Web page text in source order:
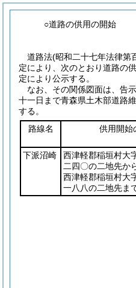
○道路の供用の開始
道路法(昭和二十七年法律第
定により、次のとおり道路の
定により公示する。
なお、その関係図面は、告
十一日まで青森県土木部道路
する。
路線名
供用開始
下派沼崎
西津軽郡稲垣村大
二四〇の二地先か
西津軽郡稲垣村大
一八八の二地先ま